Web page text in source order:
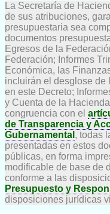
La Secretaría de
de sus atribuciones,
presupuestaria sea
documentos
Egresos de la
Federación; Informes
Económica, las
incluirán el desglose de
en este Decreto;
y Cuenta de la
congruencia con el
de Transparencia y
Gubernamental , todas
presentadas en estos
públicas, en forma
modificable de base de
conforme a las
Presupuesto y
disposiciones jurídicas